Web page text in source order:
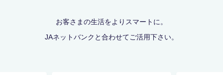
お客さまの生活をよりスマートに。
JAネットバンクと合わせてご活用下さい。